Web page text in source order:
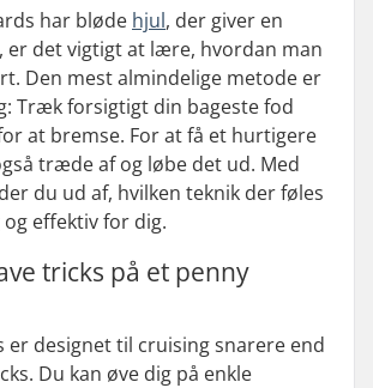
har bløde hjul, der giver en
er det vigtigt at lære, hvordan man
Den mest almindelige metode er
Træk forsigtigt din bageste fod
at bremse. For at få et hurtigere
træde af og løbe det ud. Med
du ud af, hvilken teknik der føles
effektiv for dig.
tricks på et penny
er designet til cruising snarere end
Du kan øve dig på enkle